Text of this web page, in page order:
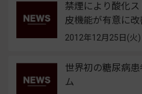
禁煙により酸化
皮機能が有意に改
2012年12月25日(火)
世界初の糖尿病
ム